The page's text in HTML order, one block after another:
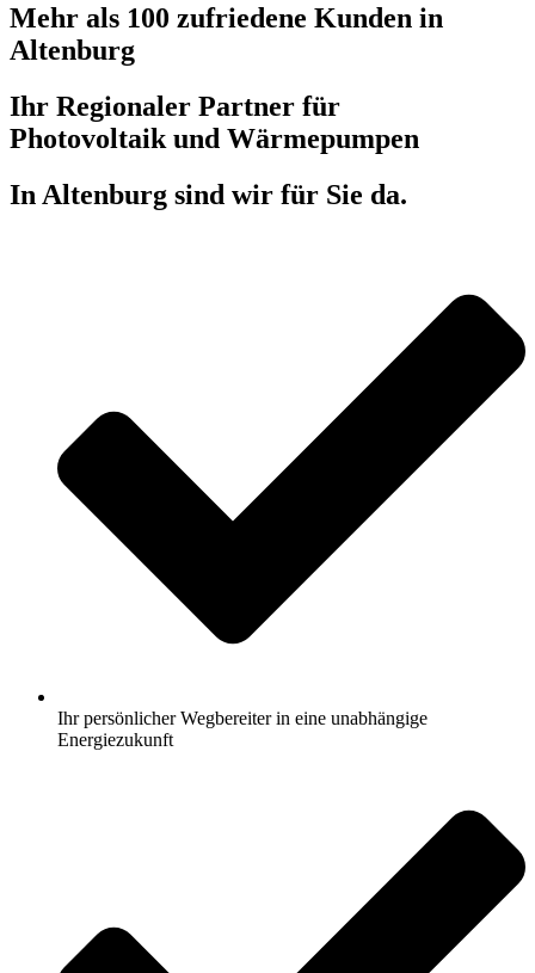
Mehr als 100 zufriedene Kunden in
Altenburg
Ihr Regionaler Partner für
Photovoltaik und Wärmepumpen
In Altenburg sind wir für Sie da.
Ihr persönlicher Wegbereiter in eine unabhängige
Energiezukunft